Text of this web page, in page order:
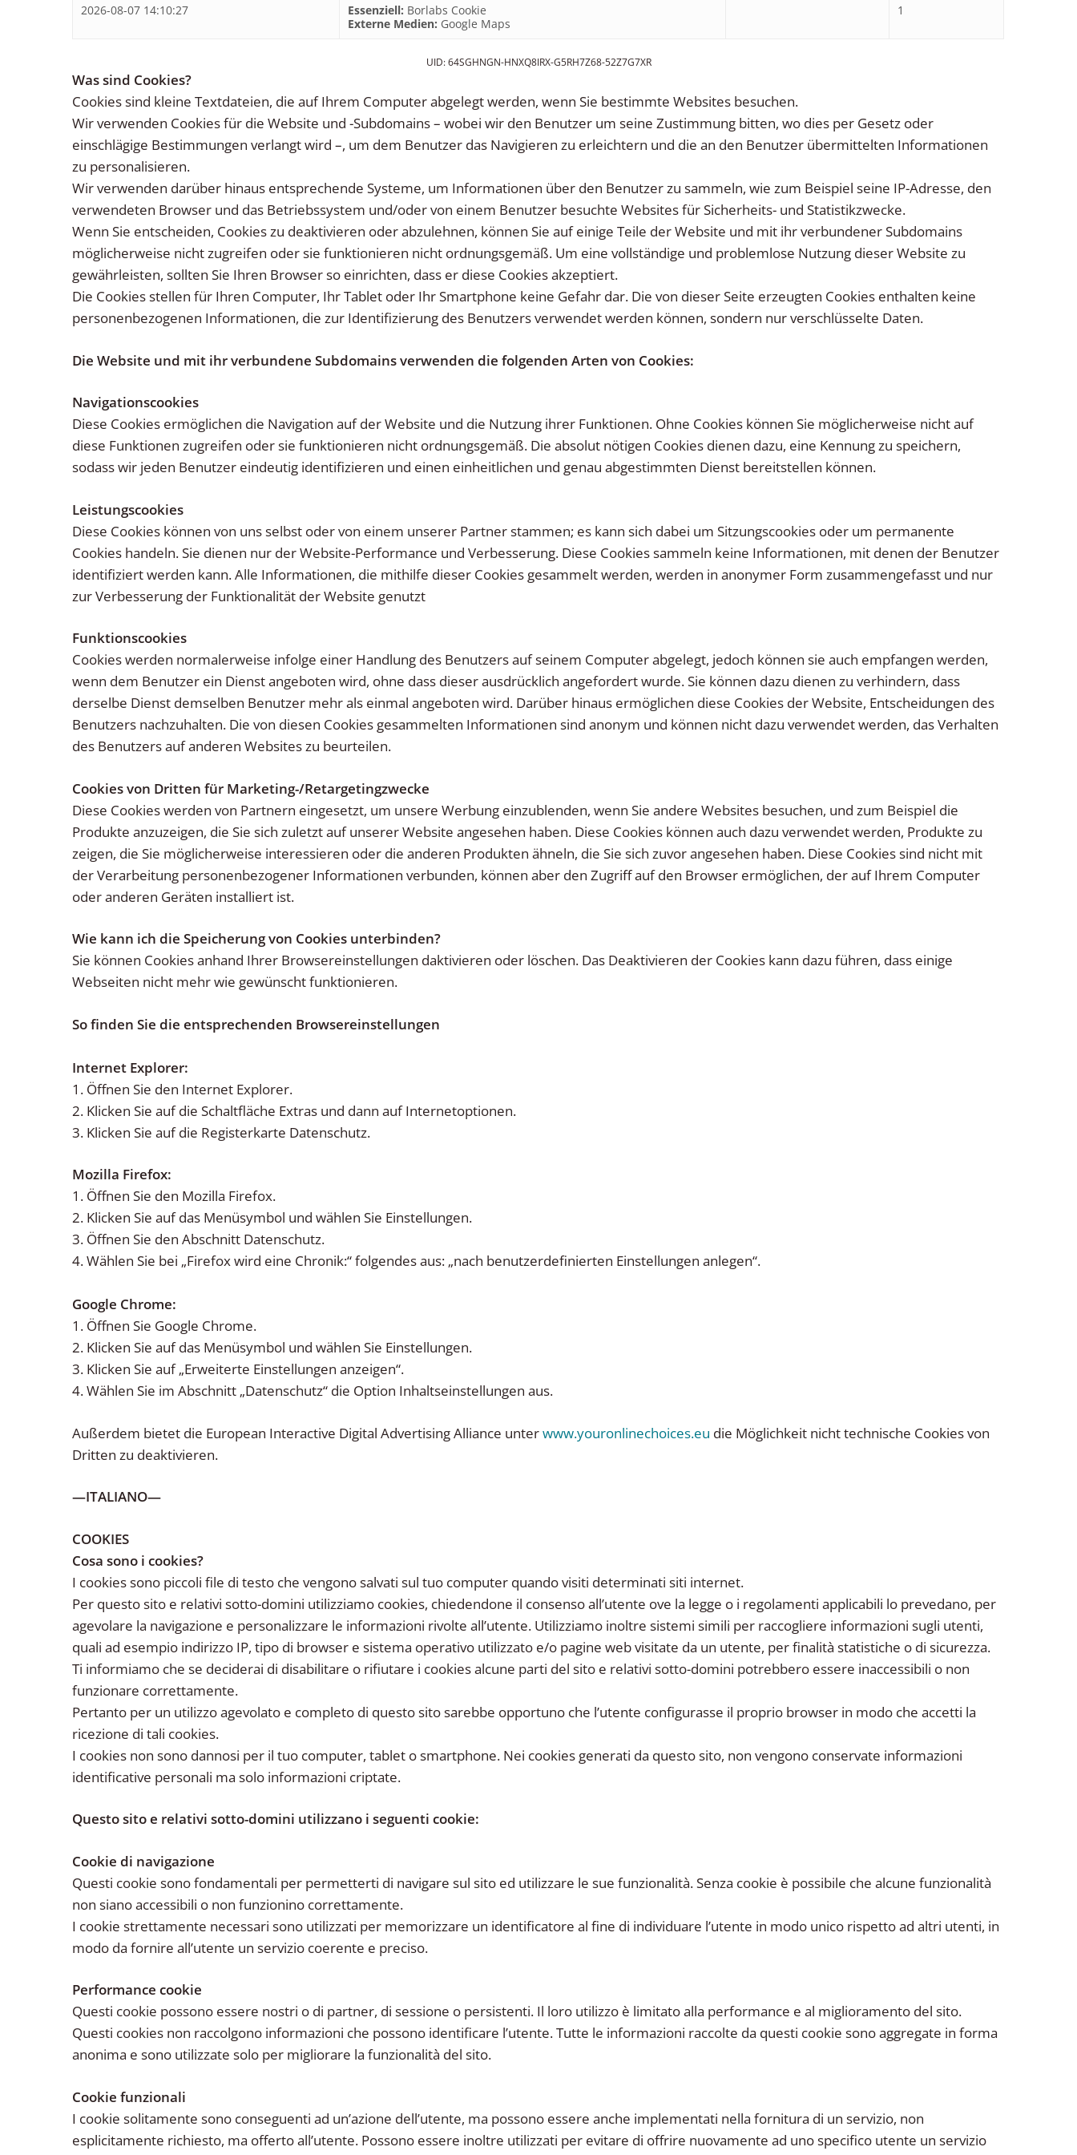
2026-08-07 14:10:27 Essenziell: Borlabs Cookie
Externe Medien: Google Maps
1
UID: 64SGHNGN-HNXQ8IRX-G5RH7Z68-52Z7G7XR
Was sind Cookies?
Cookies sind kleine Textdateien, die auf Ihrem Computer abgelegt werden, wenn Sie bestimmte Websites besuchen.
Wir verwenden Cookies für die Website und -Subdomains – wobei wir den Benutzer um seine Zustimmung bitten, wo dies per Gesetz oder
einschlägige Bestimmungen verlangt wird –, um dem Benutzer das Navigieren zu erleichtern und die an den Benutzer übermittelten Informationen
zu personalisieren.
Wir verwenden darüber hinaus entsprechende Systeme, um Informationen über den Benutzer zu sammeln, wie zum Beispiel seine IP-Adresse, den
verwendeten Browser und das Betriebssystem und/oder von einem Benutzer besuchte Websites für Sicherheits- und Statistikzwecke.
Wenn Sie entscheiden, Cookies zu deaktivieren oder abzulehnen, können Sie auf einige Teile der Website und mit ihr verbundener Subdomains
möglicherweise nicht zugreifen oder sie funktionieren nicht ordnungsgemäß. Um eine vollständige und problemlose Nutzung dieser Website zu
gewährleisten, sollten Sie Ihren Browser so einrichten, dass er diese Cookies akzeptiert.
Die Cookies stellen für Ihren Computer, Ihr Tablet oder Ihr Smartphone keine Gefahr dar. Die von dieser Seite erzeugten Cookies enthalten keine
personenbezogenen Informationen, die zur Identifizierung des Benutzers verwendet werden können, sondern nur verschlüsselte Daten.
Die Website und mit ihr verbundene Subdomains verwenden die folgenden Arten von Cookies:
Navigationscookies
Diese Cookies ermöglichen die Navigation auf der Website und die Nutzung ihrer Funktionen. Ohne Cookies können Sie möglicherweise nicht auf
diese Funktionen zugreifen oder sie funktionieren nicht ordnungsgemäß. Die absolut nötigen Cookies dienen dazu, eine Kennung zu speichern,
sodass wir jeden Benutzer eindeutig identifizieren und einen einheitlichen und genau abgestimmten Dienst bereitstellen können.
Leistungscookies
Diese Cookies können von uns selbst oder von einem unserer Partner stammen; es kann sich dabei um Sitzungscookies oder um permanente
Cookies handeln. Sie dienen nur der Website-Performance und Verbesserung. Diese Cookies sammeln keine Informationen, mit denen der Benutzer
identifiziert werden kann. Alle Informationen, die mithilfe dieser Cookies gesammelt werden, werden in anonymer Form zusammengefasst und nur
zur Verbesserung der Funktionalität der Website genutzt
Funktionscookies
Cookies werden normalerweise infolge einer Handlung des Benutzers auf seinem Computer abgelegt, jedoch können sie auch empfangen werden,
wenn dem Benutzer ein Dienst angeboten wird, ohne dass dieser ausdrücklich angefordert wurde. Sie können dazu dienen zu verhindern, dass
derselbe Dienst demselben Benutzer mehr als einmal angeboten wird. Darüber hinaus ermöglichen diese Cookies der Website, Entscheidungen des
Benutzers nachzuhalten. Die von diesen Cookies gesammelten Informationen sind anonym und können nicht dazu verwendet werden, das Verhalten
des Benutzers auf anderen Websites zu beurteilen.
Cookies von Dritten für Marketing-/Retargetingzwecke
Diese Cookies werden von Partnern eingesetzt, um unsere Werbung einzublenden, wenn Sie andere Websites besuchen, und zum Beispiel die
Produkte anzuzeigen, die Sie sich zuletzt auf unserer Website angesehen haben. Diese Cookies können auch dazu verwendet werden, Produkte zu
zeigen, die Sie möglicherweise interessieren oder die anderen Produkten ähneln, die Sie sich zuvor angesehen haben. Diese Cookies sind nicht mit
der Verarbeitung personenbezogener Informationen verbunden, können aber den Zugriff auf den Browser ermöglichen, der auf Ihrem Computer
oder anderen Geräten installiert ist.
Wie kann ich die Speicherung von Cookies unterbinden?
Sie können Cookies anhand Ihrer Browsereinstellungen daktivieren oder löschen. Das Deaktivieren der Cookies kann dazu führen, dass einige
Webseiten nicht mehr wie gewünscht funktionieren.
So finden Sie die entsprechenden Browsereinstellungen
Internet Explorer:
1. Öffnen Sie den Internet Explorer.
2. Klicken Sie auf die Schaltfläche Extras und dann auf Internetoptionen.
3. Klicken Sie auf die Registerkarte Datenschutz.
Mozilla Firefox:
1. Öffnen Sie den Mozilla Firefox.
2. Klicken Sie auf das Menüsymbol und wählen Sie Einstellungen.
3. Öffnen Sie den Abschnitt Datenschutz.
4. Wählen Sie bei „Firefox wird eine Chronik:“ folgendes aus: „nach benutzerdefinierten Einstellungen anlegen“.
Google Chrome:
1. Öffnen Sie Google Chrome.
2. Klicken Sie auf das Menüsymbol und wählen Sie Einstellungen.
3. Klicken Sie auf „Erweiterte Einstellungen anzeigen“.
4. Wählen Sie im Abschnitt „Datenschutz“ die Option Inhaltseinstellungen aus.
Außerdem bietet die European Interactive Digital Advertising Alliance unterwww.youronlinechoices.eu die Möglichkeit nicht technische Cookies von
Dritten zu deaktivieren.
—ITALIANO—
COOKIES
Cosa sono i cookies?
I cookies sono piccoli file di testo che vengono salvati sul tuo computer quando visiti determinati siti internet.
Per questo sito e relativi sotto-domini utilizziamo cookies, chiedendone il consenso all’utente ove la legge o i regolamenti applicabili lo prevedano, per
agevolare la navigazione e personalizzare le informazioni rivolte all’utente. Utilizziamo inoltre sistemi simili per raccogliere informazioni sugli utenti,
quali ad esempio indirizzo IP, tipo di browser e sistema operativo utilizzato e/o pagine web visitate da un utente, per finalità statistiche o di sicurezza.
Ti informiamo che se deciderai di disabilitare o rifiutare i cookies alcune parti del sito e relativi sotto-domini potrebbero essere inaccessibili o non
funzionare correttamente.
Pertanto per un utilizzo agevolato e completo di questo sito sarebbe opportuno che l’utente configurasse il proprio browser in modo che accetti la
ricezione di tali cookies.
I cookies non sono dannosi per il tuo computer, tablet o smartphone. Nei cookies generati da questo sito, non vengono conservate informazioni
identificative personali ma solo informazioni criptate.
Questo sito e relativi sotto-domini utilizzano i seguenti cookie:
Cookie di navigazione
Questi cookie sono fondamentali per permetterti di navigare sul sito ed utilizzare le sue funzionalità. Senza cookie è possibile che alcune funzionalità
non siano accessibili o non funzionino correttamente.
I cookie strettamente necessari sono utilizzati per memorizzare un identificatore al fine di individuare l’utente in modo unico rispetto ad altri utenti, in
modo da fornire all’utente un servizio coerente e preciso.
Performance cookie
Questi cookie possono essere nostri o di partner, di sessione o persistenti. Il loro utilizzo è limitato alla performance e al miglioramento del sito.
Questi cookies non raccolgono informazioni che possono identificare l’utente. Tutte le informazioni raccolte da questi cookie sono aggregate in forma
anonima e sono utilizzate solo per migliorare la funzionalità del sito.
Cookie funzionali
I cookie solitamente sono conseguenti ad un’azione dell’utente, ma possono essere anche implementati nella fornitura di un servizio, non
esplicitamente richiesto, ma offerto all’utente. Possono essere inoltre utilizzati per evitare di offrire nuovamente ad uno specifico utente un servizio